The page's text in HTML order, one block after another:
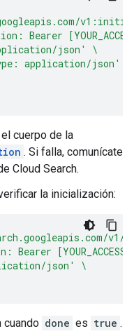
Bearer
json'
\
application/json'
cuerpo de la
. Si falla, comunícate
Cloud Search.
la inicialización:
v1/
json'
\
cuando done es true .